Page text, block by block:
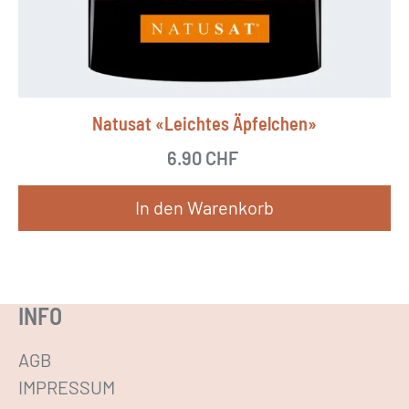
e
n
f
.
D
i
e
Natusat «Leichtes Äpfelchen»
6.90 CHF
In den Warenkorb
INFO
AGB
IMPRESSUM